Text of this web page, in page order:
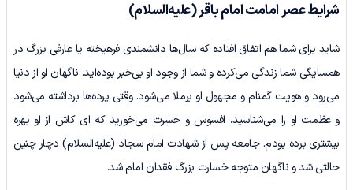
شرایط عصر امامت امام باقر(علیه‌السلام)
شاید برای شما هم اتفاق افتاده که سال‌ها دانشمندی فرهیخته یا عارفی بزرگ در
همسایگی شما زندگی می‌کرده و شما از وجود او بی‌خبر بوده‌اید. ناگهان او از دنیا
می‌رود و هویت گمنام و مجهول او برملا می‌شود. وقتی پرده‌ها برداشته می‌شود
و عظمت او را می‌شناسید، افسوس و حسرت می‌خورید که ای کاش از او بهره
بیشتری برده بودم. جامعه پس از شهادت امام سجاد (علیه‌السلام) دچار چنین
حالتی شد و ناگهان متوجه خسارت بزرگ فقدان امام شد.